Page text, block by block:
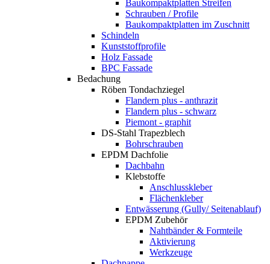
Baukompaktplatten Streifen
Schrauben / Profile
Baukompaktplatten im Zuschnitt
Schindeln
Kunststoffprofile
Holz Fassade
BPC Fassade
Bedachung
Röben Tondachziegel
Flandern plus - anthrazit
Flandern plus - schwarz
Piemont - graphit
DS-Stahl Trapezblech
Bohrschrauben
EPDM Dachfolie
Dachbahn
Klebstoffe
Anschlusskleber
Flächenkleber
Entwässerung (Gully/ Seitenablauf)
EPDM Zubehör
Nahtbänder & Formteile
Aktivierung
Werkzeuge